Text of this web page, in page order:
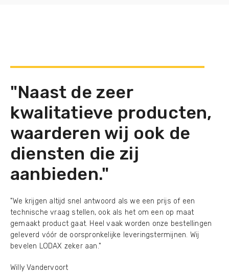
"Naast de zeer
kwalitatieve producten,
waarderen wij ook de
diensten die zij
aanbieden."
"We krijgen altijd snel antwoord als we een prijs of een
technische vraag stellen, ook als het om een op maat
gemaakt product gaat. Heel vaak worden onze bestellingen
geleverd vóór de oorspronkelijke leveringstermijnen. Wij
bevelen LODAX zeker aan."
Willy Vandervoort